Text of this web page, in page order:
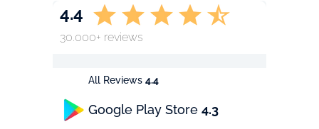
All Reviews 4.4
Google Play Store 4.3
4.4
30.000+ reviews